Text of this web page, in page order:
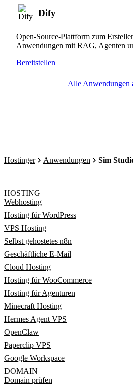
Dify
Open-Source-Plattform zum
Anwendungen mit RAG, Agenten
Bereitstellen
Alle Anwendungen
Hostinger Anwendungen Sim
HOSTING
Webhosting
Hosting für WordPress
VPS Hosting
Selbst gehostetes n8n
Geschäftliche E-Mail
Cloud Hosting
Hosting für WooCommerce
Hosting für Agenturen
Minecraft Hosting
Hermes Agent VPS
OpenClaw
Paperclip VPS
Google Workspace
DOMAIN
Domain prüfen